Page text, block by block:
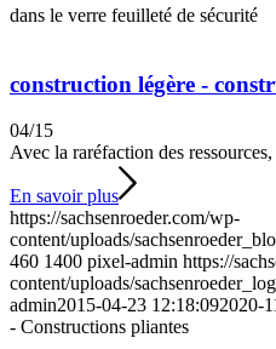
dans le verre feuilleté de sécurité
construction légère -
04/15
Avec la raréfaction des
En savoir plus
https://sachsenroeder.com/wp-
content/uploads/
460 1400 pixel-admin https://
content/uploads/
admin2015-04-23 12:18:092020-
- Constructions pliantes